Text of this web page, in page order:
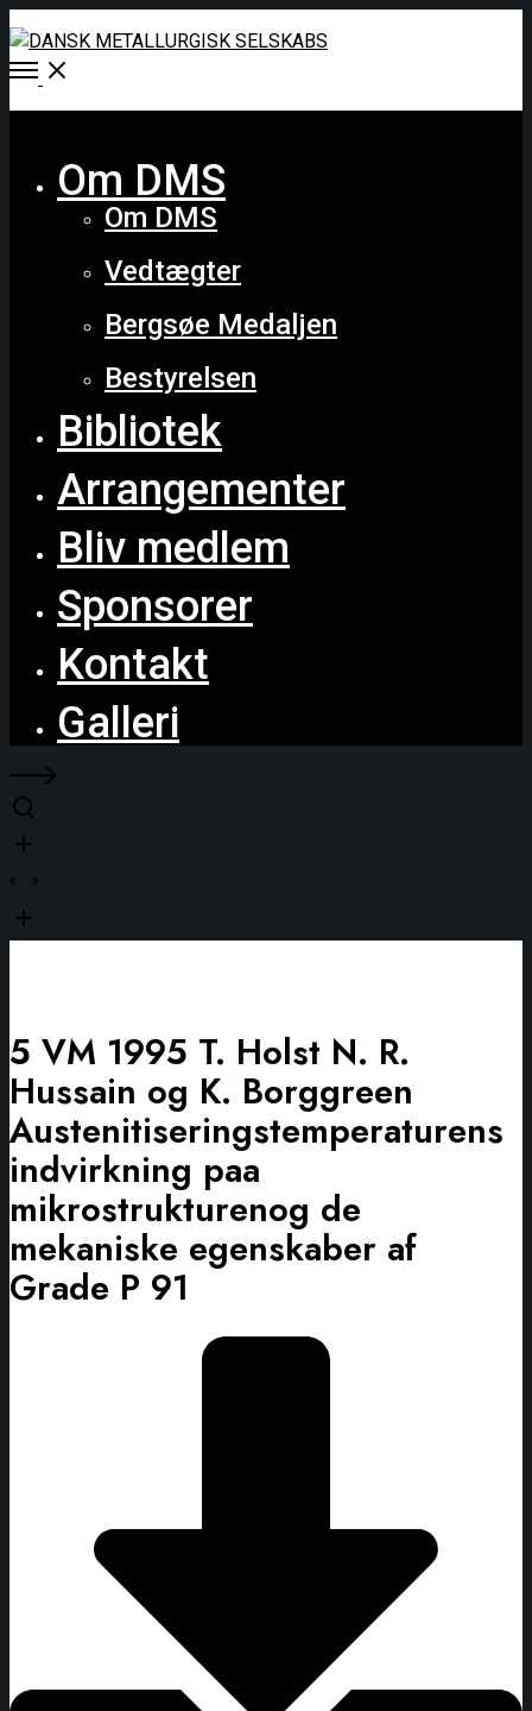
Open
Om DMS
Om DMS
Vedtægter
Bergsøe Medaljen
Bestyrelsen
Bibliotek
Arrangementer
Bliv medlem
Sponsorer
Kontakt
Galleri
5 VM 1995 T. Holst N. R.
Hussain og K. Borggreen
Austenitiseringstemperaturens
indvirkning paa
mikrostrukturenog de
mekaniske egenskaber af
Grade P 91